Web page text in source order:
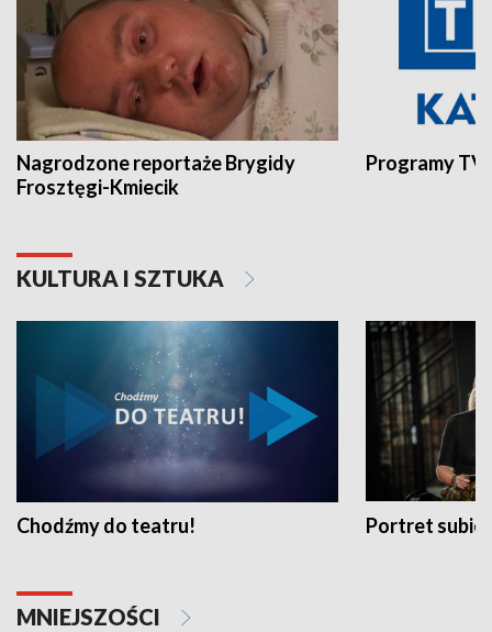
Nagrodzone reportaże Brygidy
Frosztęgi-Kmiecik
Programy
KULTURA I SZTUKA
Chodźmy do teatru! Portret
MNIEJSZOŚCI